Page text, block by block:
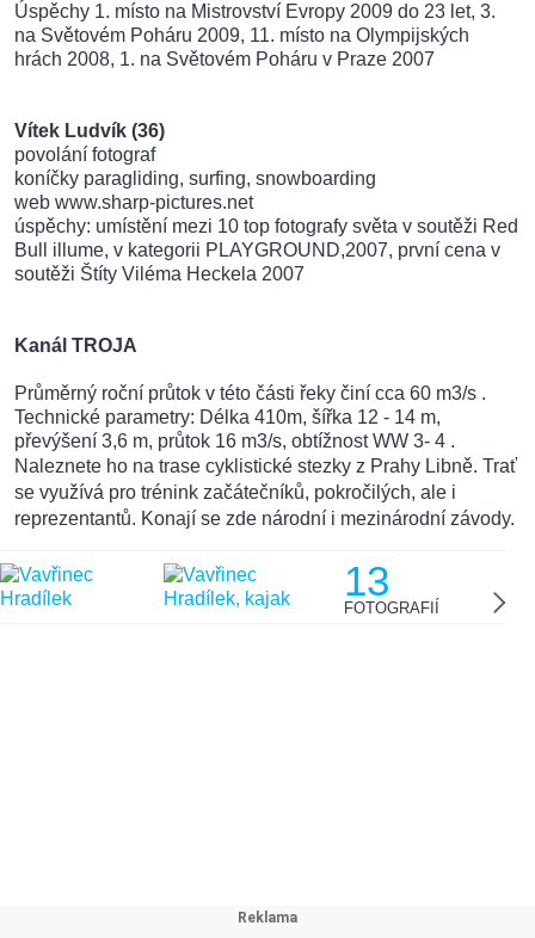
Úspěchy 1. místo na Mistrovství Evropy 2009 do 23 let, 3.
na Světovém Poháru 2009, 11. místo na Olympijských
hrách 2008, 1. na Světovém Poháru v Praze 2007
Vítek Ludvík (36)
povolání fotograf
koníčky paragliding, surfing, snowboarding
web www.sharp-pictures.net
úspěchy: umístění mezi 10 top fotografy světa v soutěži Red
Bull illume, v kategorii PLAYGROUND,2007, první cena v
soutěži Štíty Viléma Heckela 2007
Kanál TROJA
Průměrný roční průtok v této části řeky činí cca 60 m3/s .
Technické parametry: Délka 410m, šířka 12 - 14 m,
převýšení 3,6 m, průtok 16 m3/s, obtížnost WW 3- 4 .
Naleznete ho na trase cyklistické stezky z Prahy Libně. Trať
se využívá pro trénink začátečníků, pokročilých, ale i
reprezentantů. Konají se zde národní i mezinárodní závody.
13
FOTOGRAFIÍ